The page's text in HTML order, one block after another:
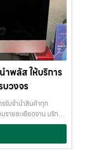
ามตลาดจริง✔ ไม่กด
เป็น โทรศัพท์มือถือ
พร้อมประเมินราคาอย่าง
ไม่กี่นาที เรามีมาตรฐาน
แลสินค้าทุกชิ้นอย่างดี
รัน ทีมงานเชี่ยวชาญ
ทันที ไม่ต้องรอนาน การ
งการเงินด่วนโดยไม่
รักษาความลับ และ
งใจได้ พื้นที่บริการ
ยเขตกรุงเทพฯ เรามี
ขต แจ้งวัฒนะ เขต สีลม
ไม่ว่าคุณอยู่ในซอย
แยกสีลม ช่องนนทรี
อินทรา กม.8 หรือใกล้
พลัส ให้บริการ
วงจร
รับจำนำสินค้าทุก
รายละเอียดงาน บริการ
าดพร้าว แจ้งวัฒนะ สีลม
เร็ว ปลอดภัย ให้ราคา
บริการรับจำนำสินค้าทุก